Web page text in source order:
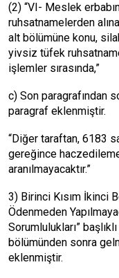
(2) “VI- Meslek
ruhsatnamelerden
alt bölümüne konu,
yivsiz tüfek
işlemler sırasında,”
c) Son paragrafından
paragraf eklenmiştir.
“Diğer taraftan, 6183
gereğince
aranılmayacaktır.”
3) Birinci Kısım İkinci
Ödenmeden
Sorumlulukları”
bölümünden sonra
eklenmiştir.